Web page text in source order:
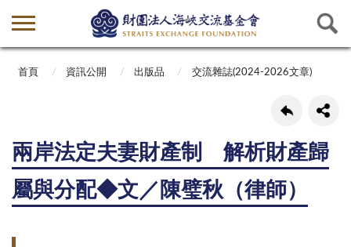
首頁 資訊公開 出版品 交流雜誌(2024-2026文章)
兩岸法定夫妻財產制 解析財產歸
屬與分配◆文／陳璧秋（律師）